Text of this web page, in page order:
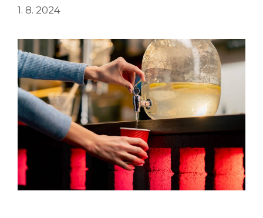
1. 8. 2024